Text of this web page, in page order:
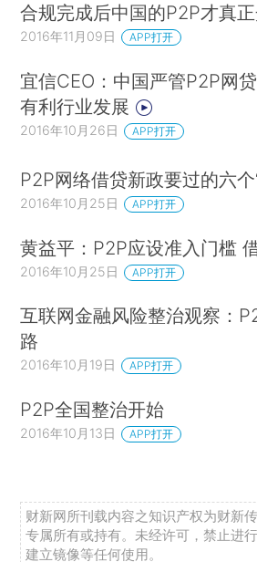
合规完成后中国的P2P才真正
2016年11月09日 APP打开
宜信CEO：中国严管P2P网贷
有利行业发展
2016年10月26日 APP打开
P2P网络借贷新政要过的六个
2016年10月25日 APP打开
黄益平：P2P应设准入门槛
2016年10月25日 APP打开
互联网金融风险整治观察：
路
2016年10月19日 APP打开
P2P全国整治开始
2016年10月13日 APP打开
财新网所刊载内容之知识产权为财新
专属所有或持有。未经许可，禁止进
建立镜像等任何使用。